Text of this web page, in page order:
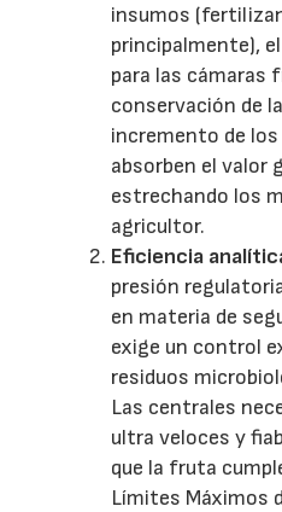
insumos
principalmente),
para las cámaras
conservación de
incremento de
absorben el valor
estrechando los
agricultor.
Eficiencia
presión
en materia de
exige un control
residuos
Las centrales
ultra veloces y
que la fruta
Límites Máximos